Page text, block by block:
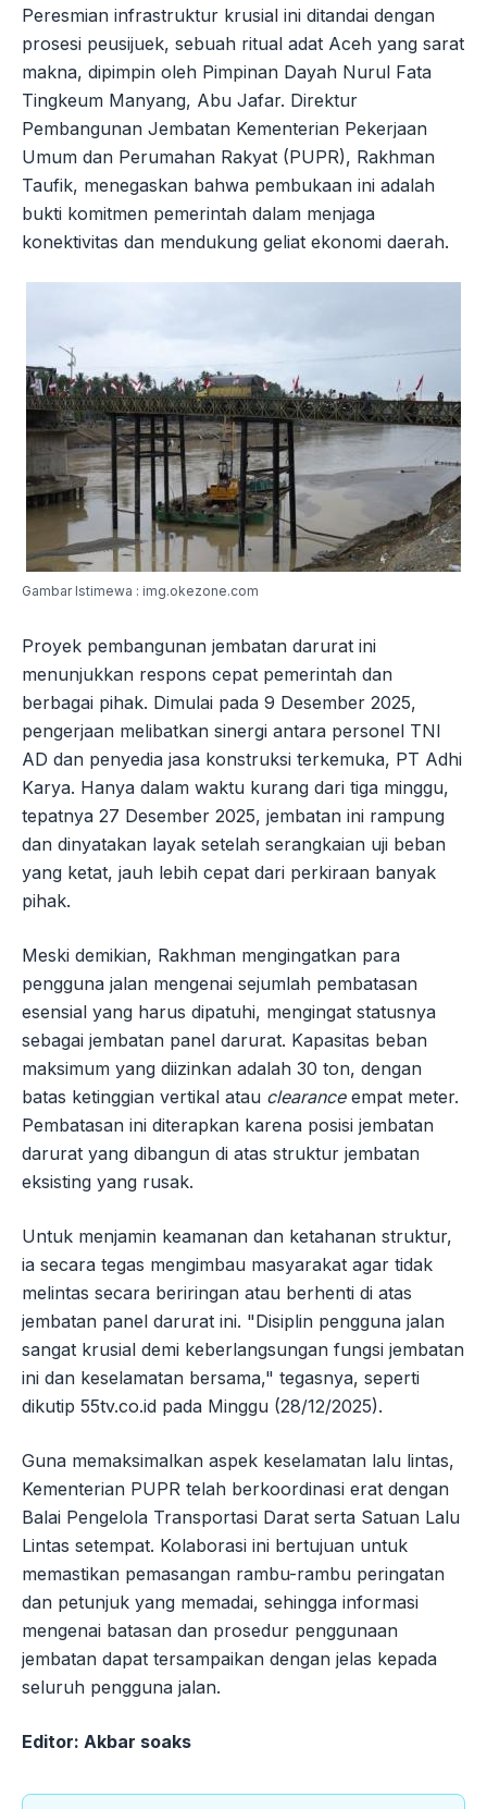
Peresmian infrastruktur krusial ini ditandai dengan
prosesi peusijuek, sebuah ritual adat Aceh yang sarat
makna, dipimpin oleh Pimpinan Dayah Nurul Fata
Tingkeum Manyang, Abu Jafar. Direktur
Pembangunan Jembatan Kementerian Pekerjaan
Umum dan Perumahan Rakyat (PUPR), Rakhman
Taufik, menegaskan bahwa pembukaan ini adalah
bukti komitmen pemerintah dalam menjaga
konektivitas dan mendukung geliat ekonomi daerah.
Gambar Istimewa : img.okezone.com
Proyek pembangunan jembatan darurat ini
menunjukkan respons cepat pemerintah dan
berbagai pihak. Dimulai pada 9 Desember 2025,
pengerjaan melibatkan sinergi antara personel TNI
AD dan penyedia jasa konstruksi terkemuka, PT Adhi
Karya. Hanya dalam waktu kurang dari tiga minggu,
tepatnya 27 Desember 2025, jembatan ini rampung
dan dinyatakan layak setelah serangkaian uji beban
yang ketat, jauh lebih cepat dari perkiraan banyak
pihak.
Meski demikian, Rakhman mengingatkan para
pengguna jalan mengenai sejumlah pembatasan
esensial yang harus dipatuhi, mengingat statusnya
sebagai jembatan panel darurat. Kapasitas beban
maksimum yang diizinkan adalah 30 ton, dengan
batas ketinggian vertikal atau clearanceempat meter.
Pembatasan ini diterapkan karena posisi jembatan
darurat yang dibangun di atas struktur jembatan
eksisting yang rusak.
Untuk menjamin keamanan dan ketahanan struktur,
ia secara tegas mengimbau masyarakat agar tidak
melintas secara beriringan atau berhenti di atas
jembatan panel darurat ini. "Disiplin pengguna jalan
sangat krusial demi keberlangsungan fungsi jembatan
ini dan keselamatan bersama," tegasnya, seperti
dikutip 55tv.co.id pada Minggu (28/12/2025).
Guna memaksimalkan aspek keselamatan lalu lintas,
Kementerian PUPR telah berkoordinasi erat dengan
Balai Pengelola Transportasi Darat serta Satuan Lalu
Lintas setempat. Kolaborasi ini bertujuan untuk
memastikan pemasangan rambu-rambu peringatan
dan petunjuk yang memadai, sehingga informasi
mengenai batasan dan prosedur penggunaan
jembatan dapat tersampaikan dengan jelas kepada
seluruh pengguna jalan.
Editor: Akbar soaks